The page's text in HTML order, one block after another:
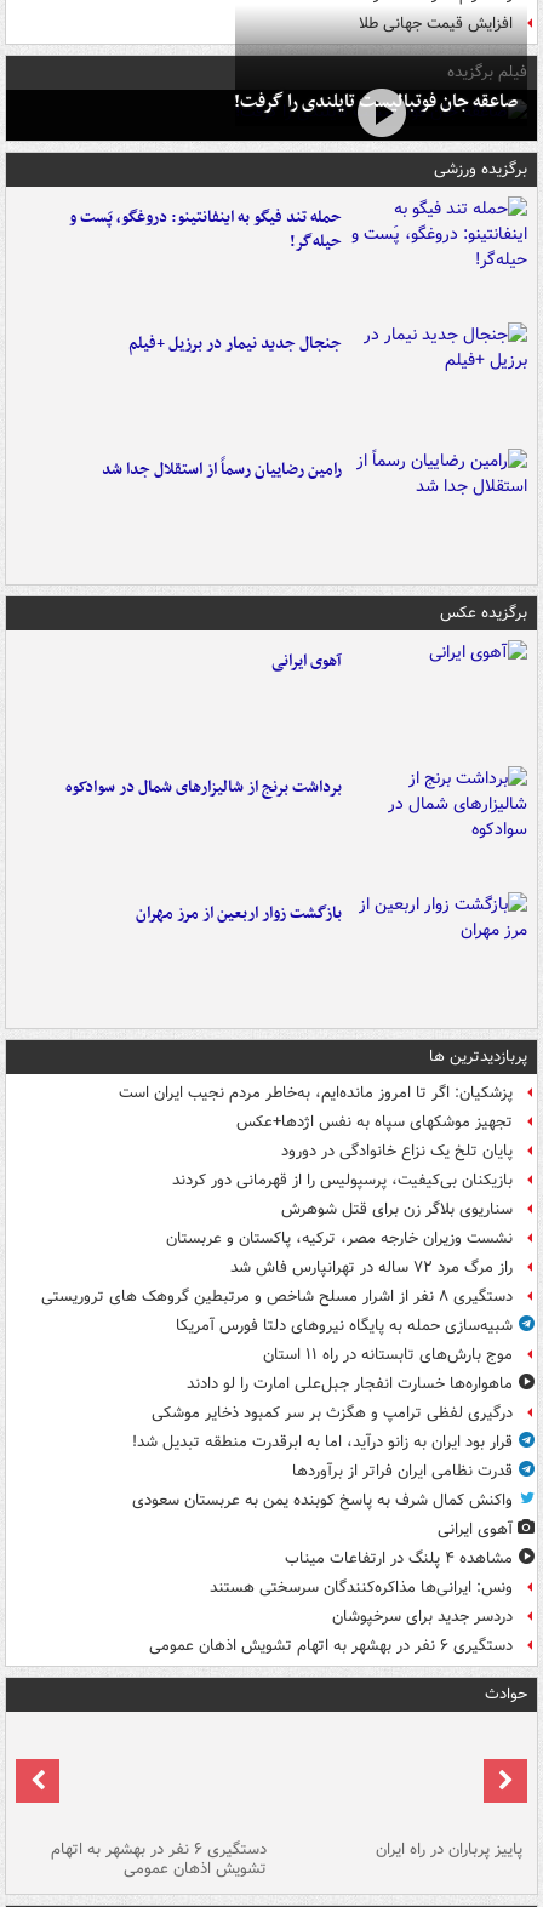
افزایش قیمت جهانی طلا
فیلم برگزیده
صاعقه جان فوتبالیست تایلندی را گرفت!
برگزیده ورزشی
حمله تند فیگو به اینفانتینو: دروغگو، پَست‌ و
حیله‌گر!
جنجال جدید نیمار در برزیل +فیلم
رامین رضاییان رسماً از استقلال جدا شد
برگزیده عکس
آهوی ایرانی
برداشت برنج از شالیزارهای شمال در سوادکوه
بازگشت زوار اربعین از مرز مهران
پربازدیدترین ها
پزشکیان: اگر تا امروز مانده‌ایم، به‌خاطر مردم نجیب ایران است
تجهیز موشکهای سپاه به نفس اژدها+عکس
پایان تلخ یک نزاع خانوادگی در دورود
بازیکنان بی‌کیفیت، پرسپولیس را از قهرمانی دور کردند
سناریوی بلاگر زن برای قتل شوهرش
نشست وزیران خارجه مصر، ترکیه، پاکستان و عربستان
راز مرگ مرد ۷۲ ساله در تهرانپارس فاش شد
دستگیری ۸ نفر از اشرار مسلح شاخص و مرتبطین گروهک های تروریستی
شبیه‌سازی حمله به پایگاه نیروهای دلتا فورس آمریکا
موج بارش‌های تابستانه در راه ۱۱ استان
ماهواره‌ها خسارت انفجار جبل‌علی امارت را لو دادند
درگیری لفظی ترامپ و هگزث بر سر کمبود ذخایر موشکی
قرار بود ایران به زانو درآید، اما به ابرقدرت منطقه تبدیل شد!
قدرت نظامی ایران فراتر از برآوردها
واکنش کمال شرف به پاسخ کوبنده یمن به عربستان سعودی
آهوی ایرانی
مشاهده ۴ پلنگ در ارتفاعات میناب
ونس: ایرانی‌ها مذاکره‌کنندگان سرسختی هستند
دردسر جدید برای سرخپوشان
دستگیری ۶ نفر در بهشهر به اتهام تشویش اذهان عمومی
حوادث
پاییز پرباران در راه ایران دستگیری ۶ نفر در بهشهر به اتهام
تشویش اذهان عمومی